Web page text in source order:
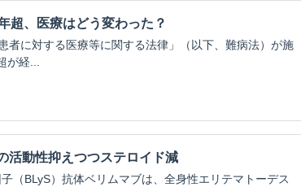
超、医療はどう変わった？
者に対する医療等に関する法律」（以下、難病法）が施
経...
活動性抑えつつステロイド減
（BLyS）抗体ベリムマブは、全身性エリテマトーデス